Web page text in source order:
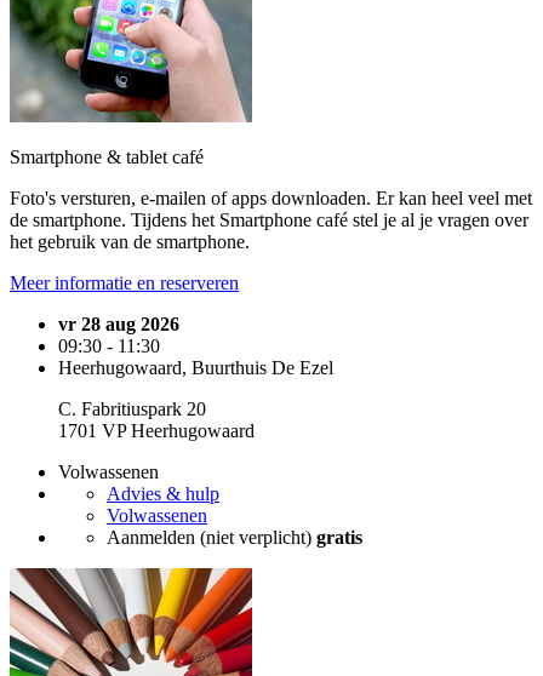
Smartphone & tablet café
Foto's versturen, e-mailen of apps downloaden. Er kan heel veel met
de smartphone. Tijdens het Smartphone café stel je al je vragen over
het gebruik van de smartphone.
Meer informatie en reserveren
vr 28 aug 2026
09:30 - 11:30
Heerhugowaard, Buurthuis De Ezel
C. Fabritiuspark 20
1701 VP Heerhugowaard
Volwassenen
Advies & hulp
Volwassenen
Aanmelden (niet verplicht) gratis